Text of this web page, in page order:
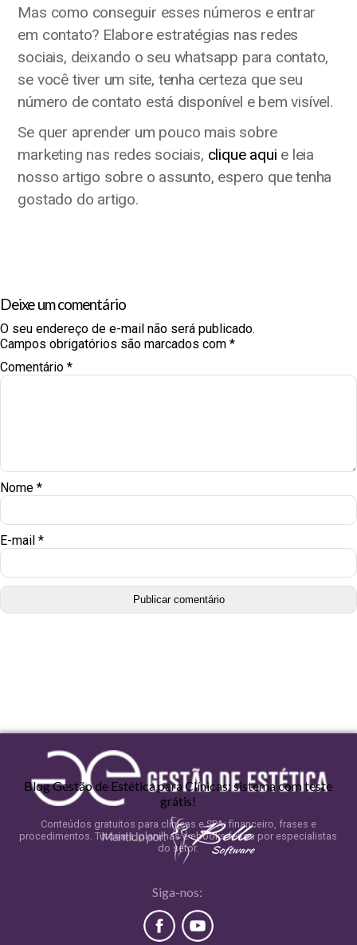
Mas como conseguir esses números e entrar
em contato? Elabore estratégias nas redes
sociais, deixando o seu whatsapp para contato,
se você tiver um site, tenha certeza que seu
número de contato está disponível e bem visível.
Se quer aprender um pouco mais sobre
marketing nas redes sociais, clique aqui e leia
nosso artigo sobre o assunto, espero que tenha
gostado do artigo.
Deixe um comentário
O seu endereço de e-mail não será publicado.
Campos obrigatórios são marcados com *
Comentário *
Nome *
E-mail *
Blog Gestão de Estética para Clínicas: sistema com teste
grátis!
Conteúdos gratuitos para clínicas e SPA: financeiro, frases e
procedimentos. Tutoriais, planilhas e ebooks feitos por especialistas
do setor.
Siga-nos: